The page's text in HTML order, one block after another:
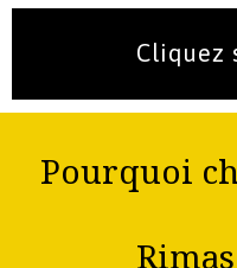
Cliquez
Pourquoi